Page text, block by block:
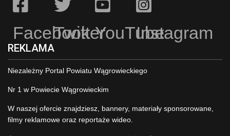
Facebook
TwitterYouTubeInstagram
REKLAMA
Niezależny Portal Powiatu Wągrowieckiego
Nr 1 w Powiecie Wągrowieckim
W naszej ofercie znajdziesz, bannery, materiały sponsorowane,
filmy reklamowe oraz reportaże wideo.